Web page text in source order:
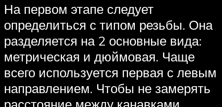
На первом этапе следует
определиться с типом резьбы. Она
разделяется на 2 основные вида:
метрическая и дюймовая. Чаще
всего используется первая с левым
направлением. Чтобы не замерять